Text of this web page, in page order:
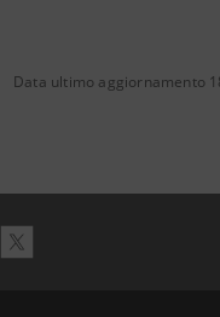
Data ultimo aggiornamento